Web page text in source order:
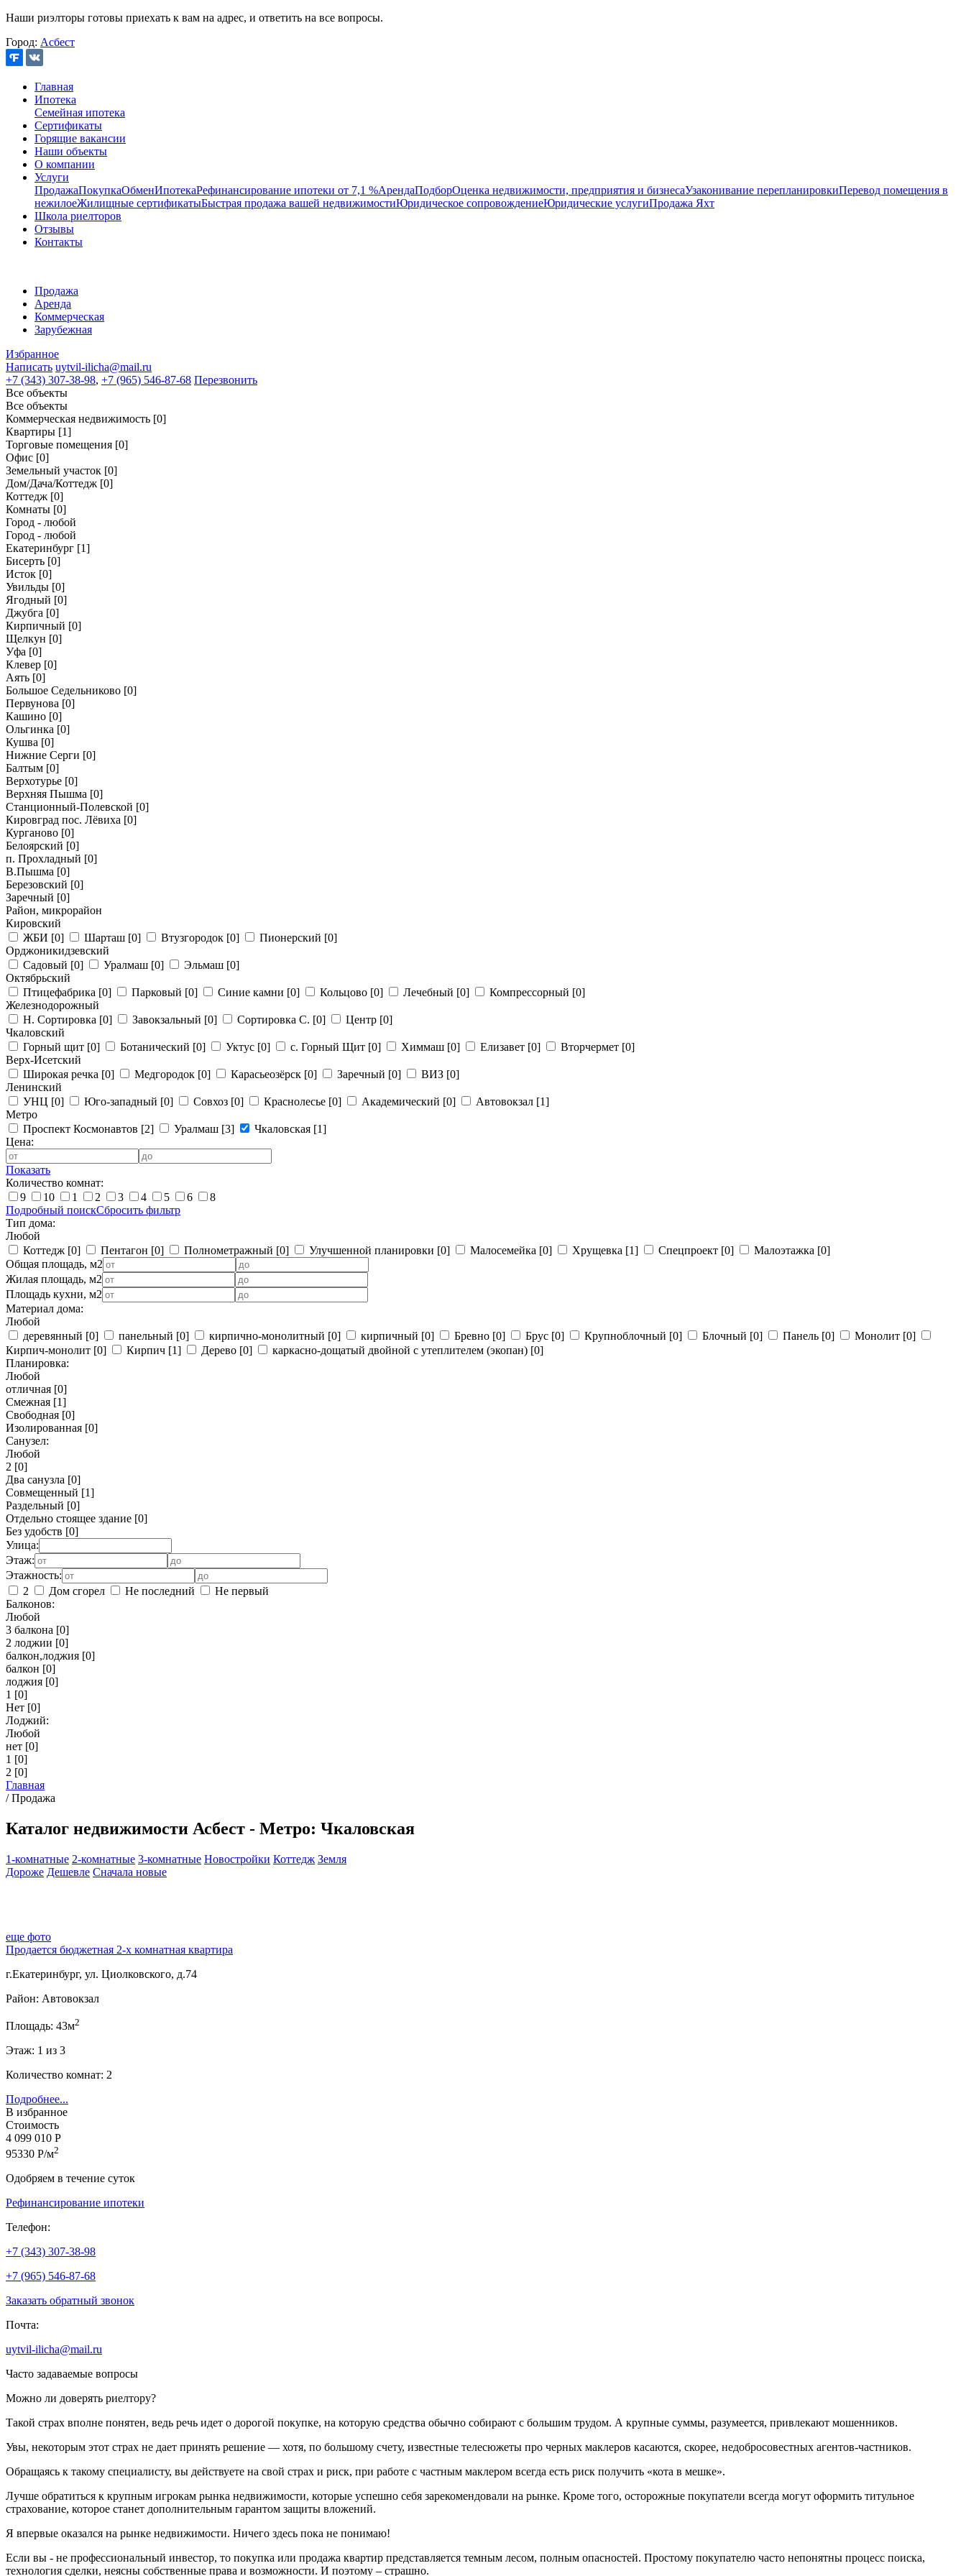
Наши риэлторы готовы приехать к вам на адрес, и ответить на все вопросы.
Город: Асбест
Главная
Ипотека
Семейная ипотека
Сертификаты
Горящие вакансии
Наши объекты
О компании
Услуги
ПродажаПокупкаОбменИпотекаРефинансирование ипотеки от 7,1 %АрендаПодборОценка недвижимости, предприятия и бизнесаУзаконивание перепланировкиПеревод помещения в
нежилоеЖилищные сертификатыБыстрая продажа вашей недвижимостиЮридическое сопровождениеЮридические услугиПродажа Яхт
Школа риелторов
Отзывы
Контакты
Продажа
Аренда
Коммерческая
Зарубежная
Избранное
Написать uytvil-ilicha@mail.ru
+7 (343) 307-38-98, +7 (965) 546-87-68 Перезвонить
Все объекты
Все объекты
Коммерческая недвижимость [0]
Квартиры [1]
Торговые помещения [0]
Офис [0]
Земельный участок [0]
Дом/Дача/Коттедж [0]
Коттедж [0]
Комнаты [0]
Город - любой
Город - любой
Екатеринбург [1]
Бисерть [0]
Исток [0]
Увильды [0]
Ягодный [0]
Джубга [0]
Кирпичный [0]
Щелкун [0]
Уфа [0]
Клевер [0]
Аять [0]
Большое Седельниково [0]
Первунова [0]
Кашино [0]
Ольгинка [0]
Кушва [0]
Нижние Серги [0]
Балтым [0]
Верхотурье [0]
Верхняя Пышма [0]
Станционный-Полевской [0]
Кировград пос. Лёвиха [0]
Курганово [0]
Белоярский [0]
п. Прохладный [0]
В.Пышма [0]
Березовский [0]
Заречный [0]
Район, микрорайон
Кировский
ЖБИ [0] Шарташ [0] Втузгородок [0] Пионерский [0]
Орджоникидзевский
Садовый [0] Уралмаш [0] Эльмаш [0]
Октябрьский
Птицефабрика [0] Парковый [0] Синие камни [0] Кольцово [0] Лечебный [0] Компрессорный [0]
Железнодорожный
Н. Сортировка [0] Завокзальный [0] Сортировка С. [0] Центр [0]
Чкаловский
Горный щит [0] Ботанический [0] Уктус [0] с. Горный Щит [0] Химмаш [0] Елизавет [0] Вторчермет [0]
Верх-Исетский
Широкая речка [0] Медгородок [0] Карасьеозёрск [0] Заречный [0] ВИЗ [0]
Ленинский
УНЦ [0] Юго-западный [0] Совхоз [0] Краснолесье [0] Академический [0] Автовокзал [1]
Метро
Проспект Космонавтов [2] Уралмаш [3] Чкаловская [1]
Цена:
Показать
Количество комнат:
9
10 1 2 3 4 5 6
8
Подробный поискСбросить фильтр
Тип дома:
Любой
Коттедж [0] Пентагон [0] Полнометражный [0] Улучшенной планировки [0] Малосемейка [0] Хрущевка [1] Спецпроект [0] Малоэтажка [0]
Общая площадь, м2
Жилая площадь, м2
Площадь кухни, м2
Материал дома:
Любой
деревянный [0] панельный [0] кирпично-монолитный [0] кирпичный [0] Бревно [0] Брус [0] Крупноблочный [0] Блочный [0] Панель [0] Монолит [0]
Кирпич-монолит [0] Кирпич [1] Дерево [0] каркасно-дощатый двойной с утеплителем (экопан) [0]
Планировка:
Любой
отличная [0]
Смежная [1]
Свободная [0]
Изолированная [0]
Санузел:
Любой
2 [0]
Два санузла [0]
Совмещенный [1]
Раздельный [0]
Отдельно стоящее здание [0]
Без удобств [0]
Улица:
Этаж:
Этажность:
2
Дом сгорел Не последний
Не первый
Балконов:
Любой
3 балкона [0]
2 лоджии [0]
балкон,лоджия [0]
балкон [0]
лоджия [0]
1 [0]
Нет [0]
Лоджий:
Любой
нет [0]
1 [0]
2 [0]
Главная
/Продажа
Каталог недвижимости Асбест - Метро: Чкаловская
1-комнатные 2-комнатные 3-комнатные Новостройки Коттедж Земля
Дороже Дешевле Сначала новые
еще фото
Продается бюджетная 2-х комнатная квартира
г.Екатеринбург, ул. Циолковского, д.74
Район: Автовокзал
Площадь: 43м2
Этаж: 1 из 3
Количество комнат: 2
Подробнее...
В избранное
Стоимость
4 099 010 Р
95330 Р/м2
Одобряем в течение суток
Рефинансирование ипотеки
Телефон:
+7 (343) 307-38-98
+7 (965) 546-87-68
Заказать обратный звонок
Почта:
uytvil-ilicha@mail.ru
Часто задаваемые вопросы
Можно ли доверять риелтору?
Такой страх вполне понятен, ведь речь идет о дорогой покупке, на которую средства обычно собирают с большим трудом. А крупные суммы, разумеется, привлекают мошенников.
Увы, некоторым этот страх не дает принять решение — хотя, по большому счету, известные телесюжеты про черных маклеров касаются, скорее, недобросовестных агентов-частников.
Обращаясь к такому специалисту, вы действуете на свой страх и риск, при работе с частным маклером всегда есть риск получить «кота в мешке».
Лучше обратиться к крупным игрокам рынка недвижимости, которые успешно себя зарекомендовали на рынке. Кроме того, осторожные покупатели всегда могут оформить титульное
страхование, которое станет дополнительным гарантом защиты вложений.
Я впервые оказался на рынке недвижимости. Ничего здесь пока не понимаю!
Если вы - не профессиональный инвестор, то покупка или продажа квартир представляется темным лесом, полным опасностей. Простому покупателю часто непонятны процесс поиска,
технология сделки, неясны собственные права и возможности. И поэтому – страшно.